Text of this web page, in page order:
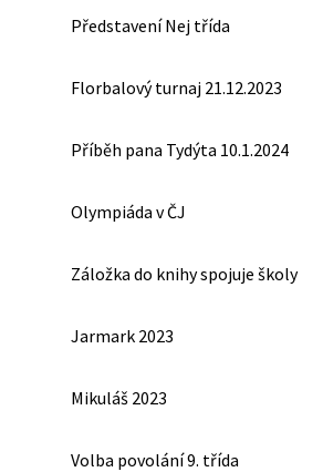
Představení Nej třída
Florbalový turnaj 21.12.2023
Příběh pana Tydýta 10.1.2024
Olympiáda v ČJ
Záložka do knihy spojuje školy
Jarmark 2023
Mikuláš 2023
Volba povolání 9. třída